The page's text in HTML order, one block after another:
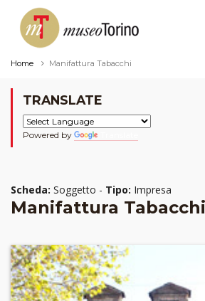
Home Manifattura Tabacchi
TRANSLATE
Powered by
Scheda: Soggetto - Tipo: Impresa
Manifattura Tabacchi